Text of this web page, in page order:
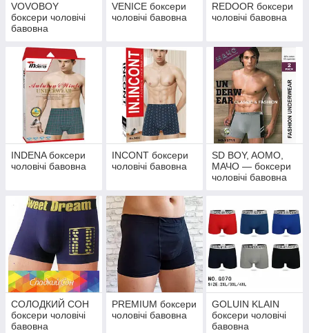
VOVOBOY
боксери чоловічі
бавовна
VENICE боксери
чоловічі бавовна
REDOOR боксери
чоловічі бавовна
INDENA боксери
чоловічі бавовна
INCONT боксери
чоловічі бавовна
SD BOY, AOMO,
МАЧО — боксери
чоловічі бавовна
СОЛОДКИЙ СОН
боксери чоловічі
бавовна
PREMIUM боксери
чоловічі бавовна
GOLUIN KLAIN
боксери чоловічі
бавовна